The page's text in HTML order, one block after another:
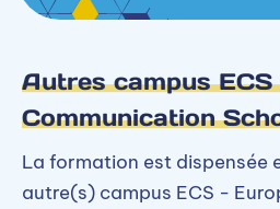
Autres campus
Communication
La formation est dispensée
autre(s) campus ECS -